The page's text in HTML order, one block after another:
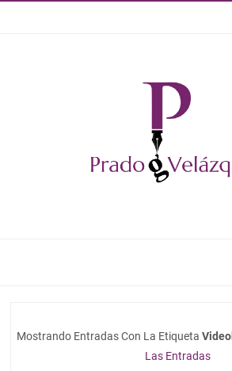
Mostrando Entradas Con La Etiqueta
Las Entradas